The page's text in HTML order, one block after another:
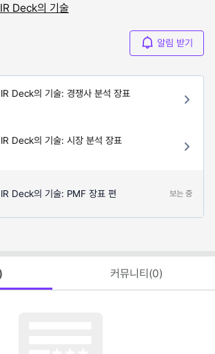
Deck의 기술
알림 받기
Deck의 기술: 경쟁사 분석 장표
Deck의 기술: 시장 분석 장표
Deck의 기술: PMF 장표 편 보는 중
커뮤니티(0)